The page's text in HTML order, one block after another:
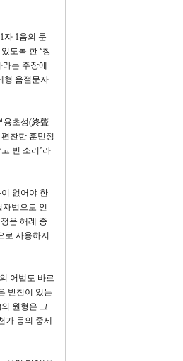
자 1음의 문
도록 한 ‘창
는 주장에
형 음절문자
용초성(終聲
찬한 훈민정
빈 소리’라
없어야 한
법으로 인
음 해례 종
로 사용하지
어법도 바르
받침이 있는
원형은 그
가 등의 중세